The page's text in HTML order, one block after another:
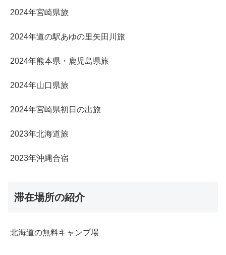
2024年宮崎県旅
2024年道の駅あゆの里矢田川旅
2024年熊本県・鹿児島県旅
2024年山口県旅
2024年宮崎県初日の出旅
2023年北海道旅
2023年沖縄合宿
滞在場所の紹介
北海道の無料キャンプ場